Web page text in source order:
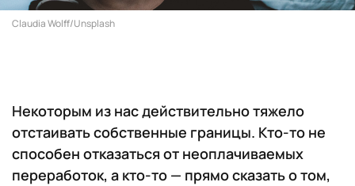
Claudia Wolff/Unsplash
Некоторым из нас действительно тяжело
отстаивать собственные границы. Кто-то не
способен отказаться от неоплачиваемых
переработок, а кто-то — прямо сказать о том,